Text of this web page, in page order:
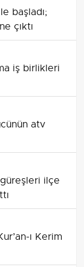
başladı;
çıktı
iş birlikleri
atv
ilçe
ı Kerim